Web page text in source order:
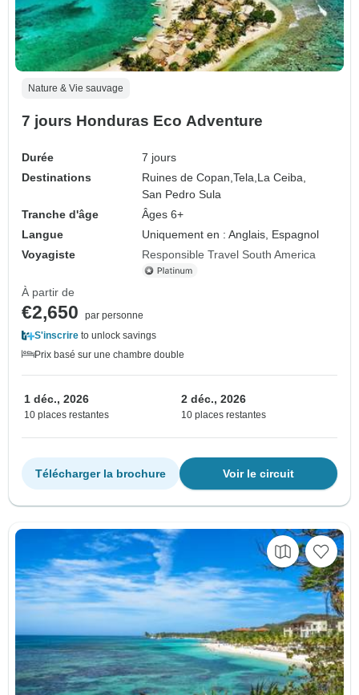
Nature & Vie sauvage
7 jours Honduras Eco Adventure
Durée
7 jours
Destinations
Ruines de Copan,Tela,La Ceiba,
San Pedro Sula
Tranche d'âge
Âges 6+
Langue
Uniquement en : Anglais, Espagnol
Voyagiste
Responsible Travel South America
À partir de
€2,650
par personne
S'inscrire to unlock savings
Prix basé sur une chambre double
1 déc., 2026
10 places restantes
2 déc., 2026
10 places restantes
Voir le circuit
Télécharger la brochure